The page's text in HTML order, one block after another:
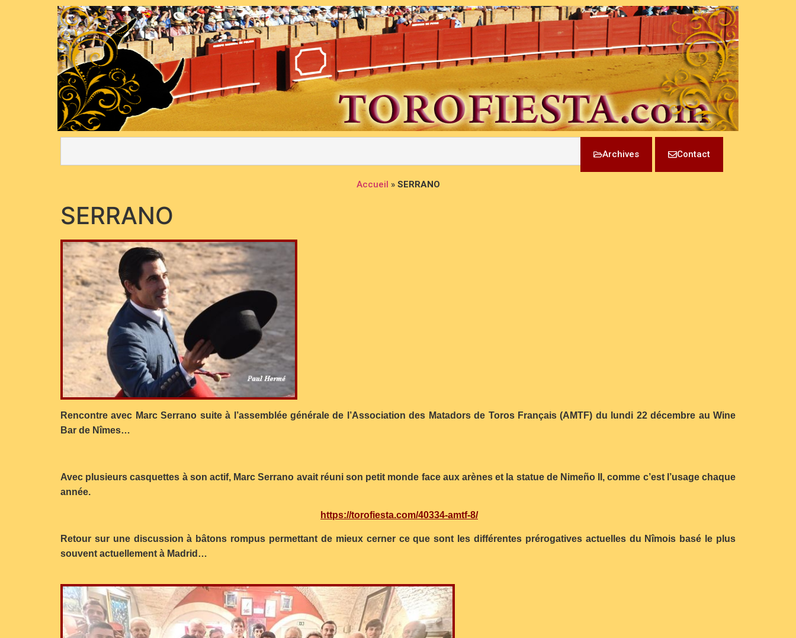
Archives Contact
Accueil » SERRANO
SERRANO
Rencontre avec Marc Serrano suite à l’assemblée générale de l’Association des Matadors de Toros Français (AMTF) du lundi 22 décembre au Wine
Bar de Nîmes…
Avec plusieurs casquettes à son actif, Marc Serrano avait réuni son petit monde face aux arènes et la statue de Nimeño II, comme c’est l’usage chaque
année.
https://torofiesta.com/40334-amtf-8/
Retour sur une discussion à bâtons rompus permettant de mieux cerner ce que sont les différentes prérogatives actuelles du Nîmois basé le plus
souvent actuellement à Madrid…